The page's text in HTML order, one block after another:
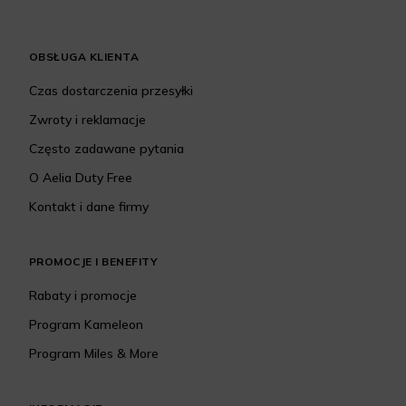
OBSŁUGA KLIENTA
Czas dostarczenia przesyłki
Zwroty i reklamacje
Często zadawane pytania
O Aelia Duty Free
Kontakt i dane firmy
PROMOCJE I BENEFITY
Rabaty i promocje
Program Kameleon
Program Miles & More